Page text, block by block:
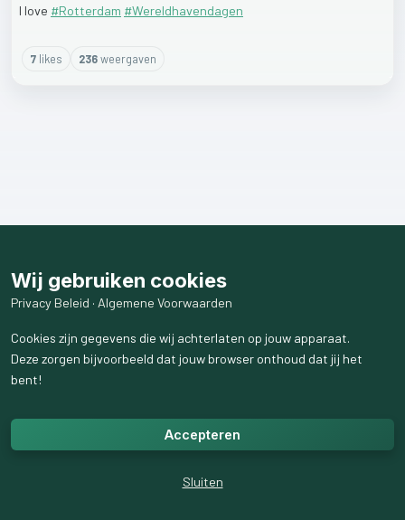
I love #Rotterdam #Wereldhavendagen
7likes 236weergaven
Wij gebruiken cookies
Privacy Beleid · Algemene Voorwaarden
Cookies zijn gegevens die wij achterlaten op jouw apparaat.
Deze zorgen bijvoorbeeld dat jouw browser onthoud dat jij het
bent!
Accepteren
Sluiten